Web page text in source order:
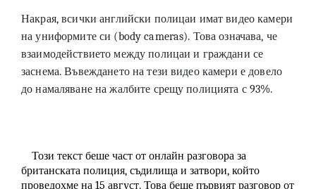
Накрая, всички английски полицаи имат видео камери
на униформите си (body cameras). Това означава, че
взаимодействието между полицаи и граждани се
заснема. Въвеждането на тези видео камери е довело
до намаляване на жалбите срещу полицията с 93%.
Този текст беше част от онлайн разговора за
британската полиция, съдилища и затвори, който
проведохме на 15 август. Това беше първият разговор от